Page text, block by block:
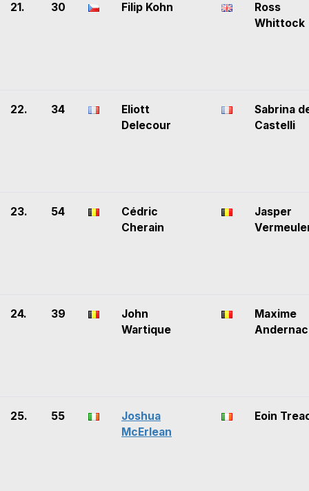
21. 30 Filip Kohn
Ross
Whittock
22. 34
Eliott
Delecour
Sabrina
Castelli
23. 54
Cédric
Cherain
Jasper
24. 39
John
Wartique
Maxime
25. 55
Joshua
McErlean
Eoin